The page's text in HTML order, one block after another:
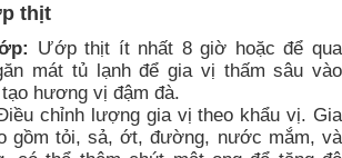
thịt
Ướp thịt ít nhất 8 giờ hoặc để qua
mát tủ lạnh để gia vị thấm sâu vào
hương vị đậm đà.
chỉnh lượng gia vị theo khẩu vị. Gia
gồm tỏi, sả, ớt, đường, nước mắm, và